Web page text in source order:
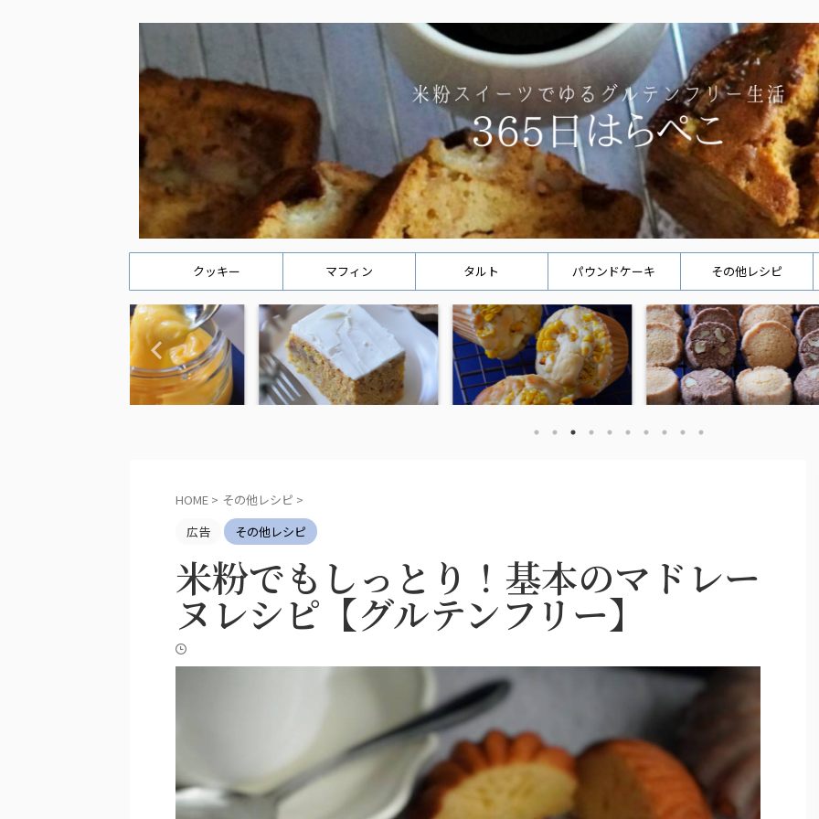
クッキー マフィン タルト パウンドケーキ その他レシピ
HOME > その他レシピ >
広告
その他レシピ
米粉でもしっとり！基本のマドレー
ヌレシピ【グルテンフリー】